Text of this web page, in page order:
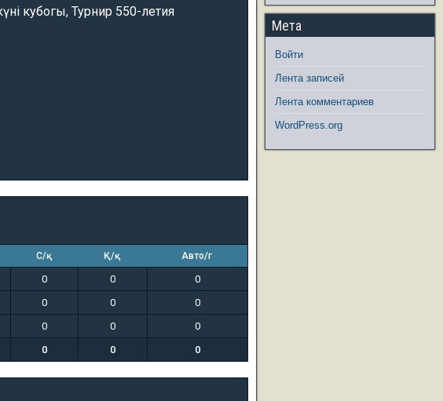
кубогы, Турнир 550-летия
С/қ Қ/қ Авто/г
0 0
0
0 0
0
0 0
0
0 0 0
Мета
Войти
Лента записей
Лента комментариев
WordPress.org